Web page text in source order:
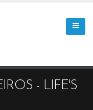
- LIFE'S